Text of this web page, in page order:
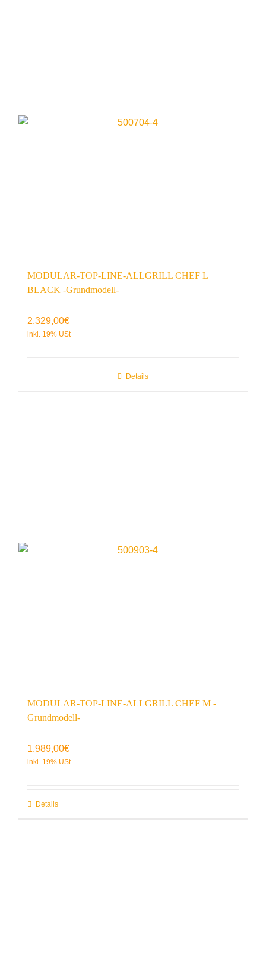
MODULAR-TOP-LINE-ALLGRILL CHEF L
BLACK -Grundmodell-
2.329,00€
Details
MODULAR-TOP-LINE-ALLGRILL CHEF M -
Grundmodell-
1.989,00€
Details